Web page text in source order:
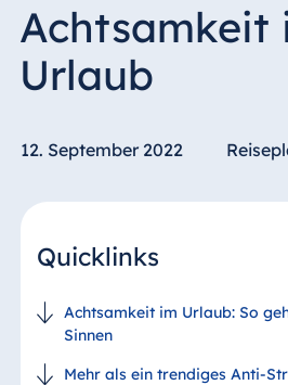
Achtsamkeit
Urlaub
12. September 2022
Quicklinks
Achtsamkeit im Urlaub: So
Sinnen
Mehr als ein trendiges Anti-